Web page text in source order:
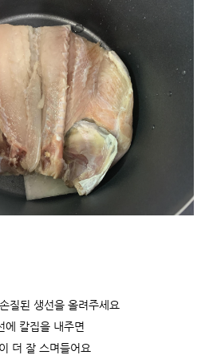
질된 생선을 올려주세요
에 칼집을 내주면
더 잘 스며들어요